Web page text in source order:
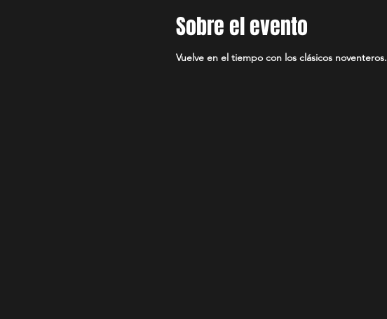
Sobre el evento
Vuelve en el tiempo con los clásicos noventeros.